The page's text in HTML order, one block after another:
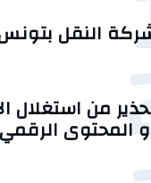
النقل
من استغلال
المحتوى الرقمي